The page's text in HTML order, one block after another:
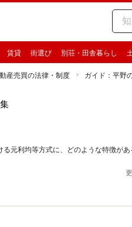
賃貸 街選び 別荘・田舎暮らし
産売買の法律・制度 ガイド：平野
元利均等方式に、どのような特徴が